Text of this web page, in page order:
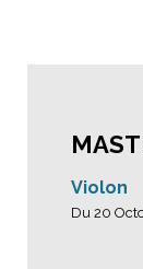
Violon
Du 20